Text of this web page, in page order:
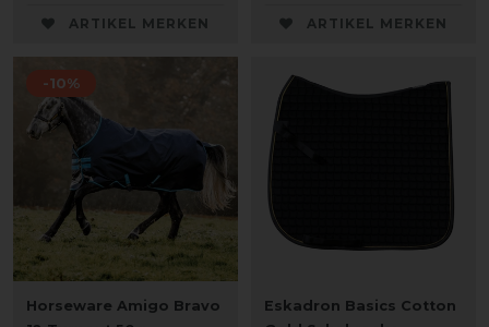
ARTIKEL MERKEN ARTIKEL MERKEN
-10%
Horseware Amigo Bravo
Eskadron Basics Cotton